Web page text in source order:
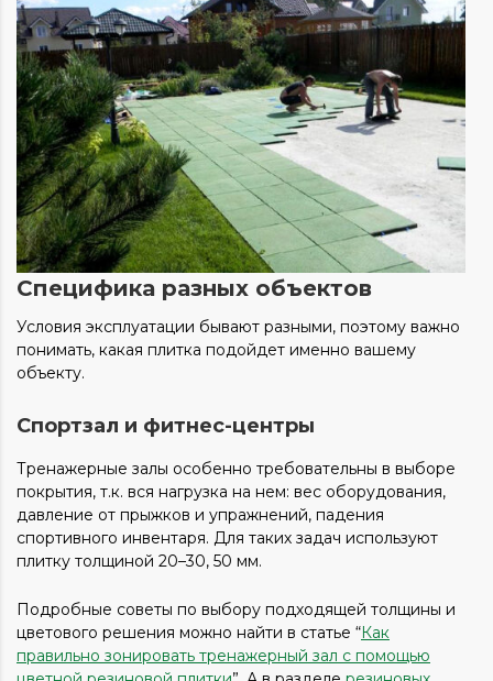
Специфика разных объектов
Условия эксплуатации бывают разными, поэтому важно
понимать, какая плитка подойдет именно вашему
объекту.
Спортзал и фитнес-центры
Тренажерные залы особенно требовательны в выборе
покрытия, т.к. вся нагрузка на нем: вес оборудования,
давление от прыжков и упражнений, падения
спортивного инвентаря. Для таких задач используют
плитку толщиной 20–30, 50 мм.
Подробные советы по выбору подходящей толщины и
цветового решения можно найти в статье “Как
правильно зонировать тренажерный зал с помощью